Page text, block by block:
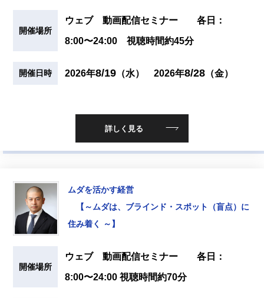
開催場所
ウェブ 動画配信セミナー 各日：
8:00〜24:00 視聴時間約45分
開催日時 2026年8/19 （水） 2026年8/28 （金）
詳しく見る
ムダを活かす経営
【～ムダは、ブラインド・スポット（盲点）に
住み着く ～】
開催場所
ウェブ 動画配信セミナー 各日：
8:00〜24:00 視聴時間約70分